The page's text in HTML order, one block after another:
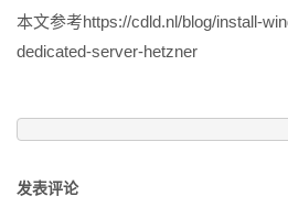
本文参考https://cdld.nl/blog/install-
dedicated-server-hetzner
发表评论